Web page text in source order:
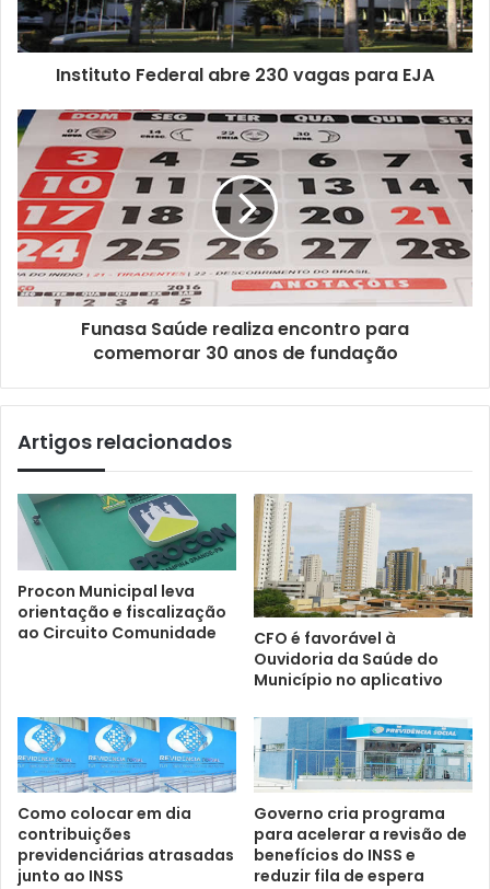
Instituto Federal abre 230 vagas para EJA
Funasa Saúde realiza encontro para
comemorar 30 anos de fundação
Artigos relacionados
Procon Municipal leva
orientação e fiscalização
ao Circuito Comunidade
CFO é favorável à
Ouvidoria da Saúde do
Município no aplicativo
Como colocar em dia
contribuições
previdenciárias atrasadas
junto ao INSS
Governo cria programa
para acelerar a revisão de
benefícios do INSS e
reduzir fila de espera